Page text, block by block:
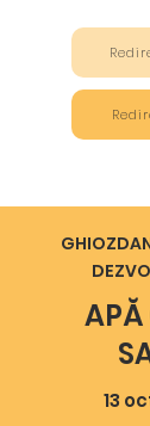
APĂ
13